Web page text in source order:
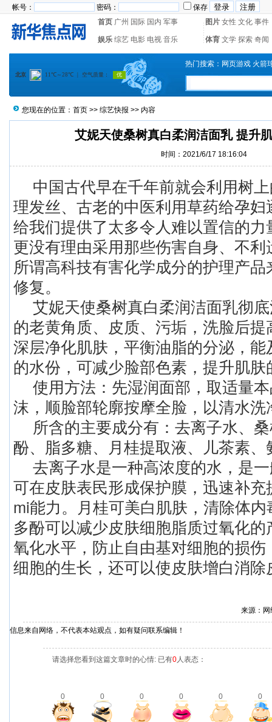
帐号： 密码：
保存
首页 广州 国际 国内 军事 图片 女性 文化 事件
娱乐 综艺 电影 电视 音乐 体育 文学 探索 奇闻
热门搜索： 网页游戏 火箭
您现在的位置： 首页 >> 综艺快报 >> 内容
艾妮天使桑树真白柔润洁面乳 提升
时间：2021/6/17 18:16:04
中国古代早在千年前就会利用树
理发丝、古老的中医利用草药给孕
给我们提供了太多令人难以置信的
更没有理由采用那些伤害自身、不
所谓高科技有害化学成分的护理产
修复。
艾妮天使桑树真白柔润洁面乳彻
的老黄角质、皮质、污垢，洗脸后
深层净化肌肤，平衡油脂的分泌，
的水份，可减少脸部色素，提升肌肤
使用方法：先湿润面部，取适量
沫，顺脸部轮廓按摩全脸，以清水洗
所含的主要成分有：去离子水、
酚、脂多糖、月桂提取液、儿茶素、
去离子水是一种高浓度的水，是
可在皮肤表民形成保护膜，迅速补
mi能力。月桂可美白肌肤，清除体
多酚可以减少皮肤细胞脂质过氧化
氧化水平，防止自由基对细胞的损
细胞的生长，还可以使皮肤增白消除
来源：
信息来自网络，不代表本站观点，如有疑问联系编辑！
请选择您看到这篇文章时的心情: 已有0人表态：
0 0 0 0 0 0